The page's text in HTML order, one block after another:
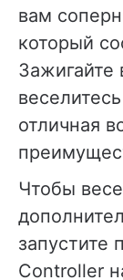
вам
который
Зажигайте
отличная
Чтобы
запустите
Controller